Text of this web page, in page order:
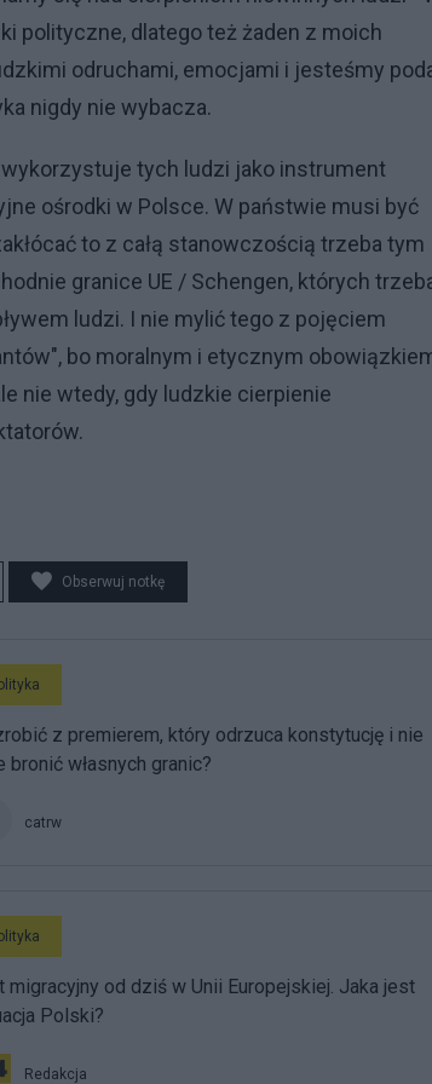
polityczne, dlatego też żaden z moich
odruchami, emocjami i jesteśmy
nigdy nie wybacza.
tych ludzi jako instrument
ośrodki w Polsce. W państwie musi być
to z całą stanowczością trzeba tym
granice UE / Schengen, których
ludzi. I nie mylić tego z pojęciem
bo moralnym i etycznym
nie wtedy, gdy ludzkie cierpienie
Obserwuj notkę
z premierem, który odrzuca konstytucję i nie
bronić własnych granic?
catrw
migracyjny od dziś w Unii Europejskiej. Jaka jest
Polski?
Redakcja